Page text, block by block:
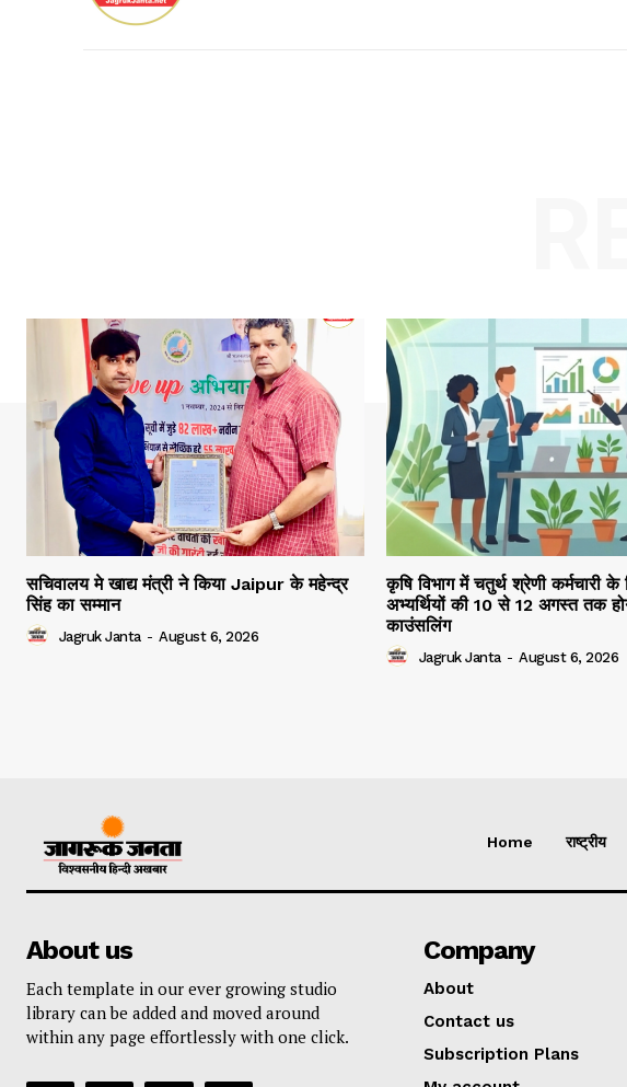
सचिवालय मे खाद्य मंत्री ने किया Jaipur के महेन्द्र
सिंह का सम्मान
Jagruk Janta - August 6, 2026
कृषि विभाग में चतुर्थ श्रेणी कर्मचारी
अभ्यर्थियों की 10 से 12 अगस्त तक
काउंसलिंग
Jagruk Janta - August 6, 2026
Home राष्ट्रीय
About us
Each template in our ever growing studio
library can be added and moved around
within any page effortlessly with one click.
Company
About
Contact us
Subscription Plans